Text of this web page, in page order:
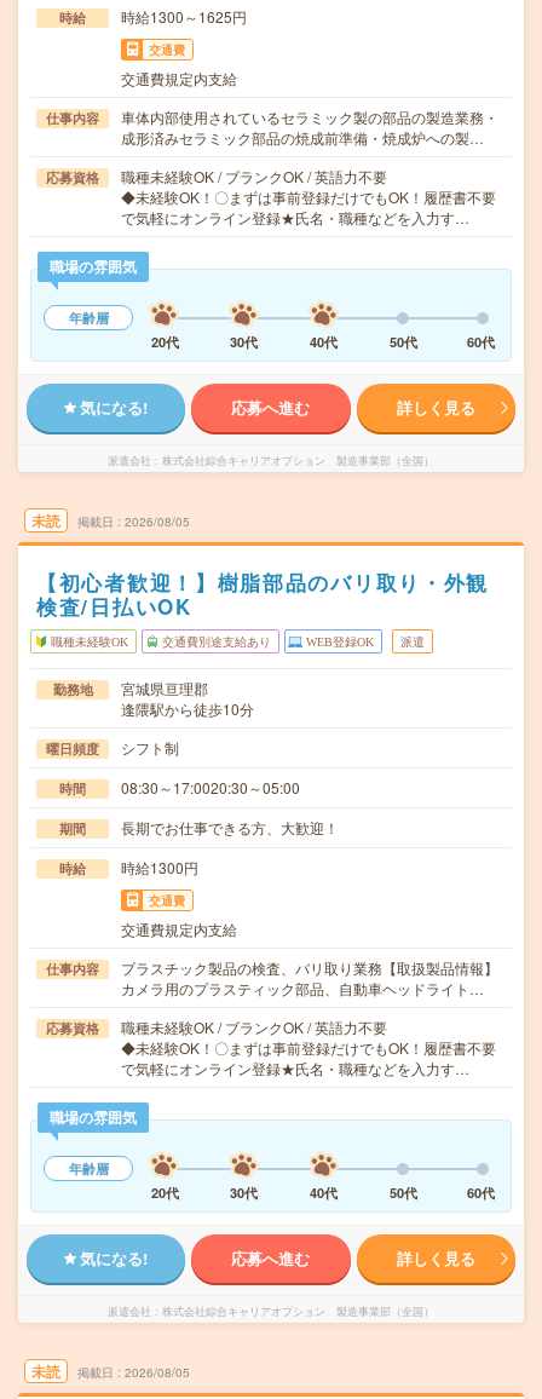
時給 時給1300～1625円
交通費
交通費規定内支給
仕事内容
車体内部使用されているセラミック製の部品の製造業務・
成形済みセラミック部品の焼成前準備・焼成炉への製…
応募資格
職種未経験OK / ブランクOK / 英語力不要
◆未経験OK！〇まずは事前登録だけでもOK！履歴書不要
で気軽にオンライン登録★氏名・職種などを入力す…
職場の雰囲気
年齢層
20代
30代 40代 50代 60代
気になる! 応募へ進む 詳しく見る
派遣会社 株式会社綜合キャリアオプション 製造事業部（全国）
未読 掲載日 2026/08/05
【初心者歓迎！】樹脂部品のバリ取り・外観
検査/日払いOK
職種未経験OK 交通費別途支給あり WEB登録OK 派遣
勤務地
宮城県亘理郡
逢隈駅から徒歩10分
曜日頻度 シフト制
時間 08:30～17:0020:30～05:00
期間 長期でお仕事できる方、大歓迎！
時給 時給1300円
交通費
交通費規定内支給
仕事内容
プラスチック製品の検査、バリ取り業務【取扱製品情報】
カメラ用のプラスティック部品、自動車ヘッドライト…
応募資格
職種未経験OK / ブランクOK / 英語力不要
◆未経験OK！〇まずは事前登録だけでもOK！履歴書不要
で気軽にオンライン登録★氏名・職種などを入力す…
職場の雰囲気
年齢層
20代
30代 40代 50代 60代
気になる! 応募へ進む 詳しく見る
派遣会社 株式会社綜合キャリアオプション 製造事業部（全国）
未読 掲載日 2026/08/05